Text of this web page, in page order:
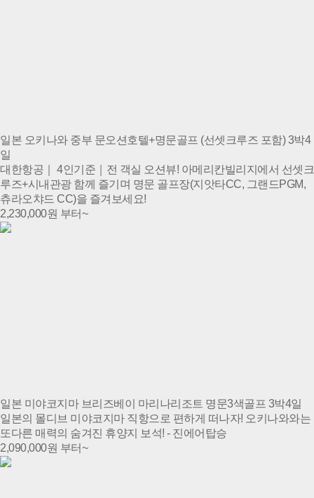
일본 오키나와 중부 문오션호텔+명문골프 (선셋크루즈 포함) 3박4
일
대한항공｜ 4인기준｜전 객실 오션뷰! 아메리칸빌리지에서 선셋크
루즈+시내관광 함께 즐기며 명문 골프장(지앗타CC, 그랜드PGM,
츄라오챠드 CC)을 즐겨보세요!
2,230,000원 부터~
일본 미야코지마 브리즈베이 마리나리조트 명문3색골프 3박4일
일본의 몰디브 미야코지마 직항으로 편하게 떠나자! 오키나와와는
또다른 매력의 숨겨진 휴양지 보석! - 진에어탑승
2,090,000원 부터~